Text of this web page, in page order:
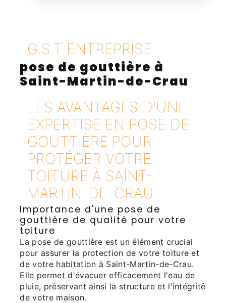
G.S.T ENTREPRISE
pose de gouttière à
Saint-Martin-de-Crau
LES AVANTAGES D'UNE
EXPERTISE EN POSE DE
GOUTTIÈRE POUR
PROTÉGER VOTRE
TOITURE À SAINT-
MARTIN-DE-CRAU
Importance d'une pose de
gouttière de qualité pour votre
toiture
La pose de gouttière est un élément crucial
pour assurer la protection de votre toiture et
de votre habitation à Saint-Martin-de-Crau.
Elle permet d'évacuer efficacement l'eau de
pluie, préservant ainsi la structure et l'intégrité
de votre maison.